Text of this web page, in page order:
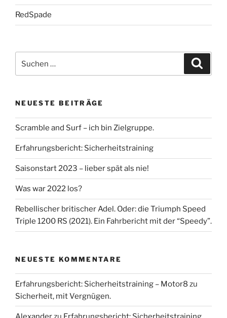
RedSpade
nach:
NEUESTE BEITRÄGE
Scramble and Surf – ich bin Zielgruppe.
Erfahrungsbericht: Sicherheitstraining
Saisonstart 2023 – lieber spät als nie!
Was war 2022 los?
Rebellischer britischer Adel. Oder: die Triumph Speed
Triple 1200 RS (2021). Ein Fahrbericht mit der “Speedy”.
NEUESTE KOMMENTARE
Erfahrungsbericht: Sicherheitstraining – Motor8 zu
Sicherheit, mit Vergnügen.